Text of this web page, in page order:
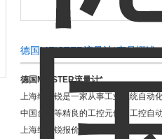
德国MEISTER流量计*产品概述
德国MEISTER流量计*
上海维特锐是一家从事工业系统自动
中国台湾等精良的工控元件、工控自
上海维特锐报价快、价格优。我们直